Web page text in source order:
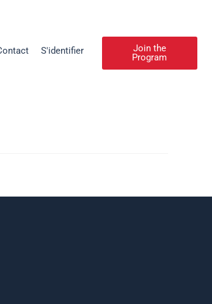
S'identifier
Join the
Program